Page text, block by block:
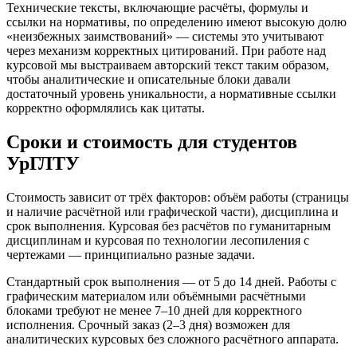
Технические тексты, включающие расчёты, формулы и
ссылки на нормативы, по определению имеют высокую долю
«неизбежных заимствований» — системы это учитывают
через механизм корректных цитирований. При работе над
курсовой мы выстраиваем авторский текст таким образом,
чтобы аналитические и описательные блоки давали
достаточный уровень уникальности, а нормативные ссылки
корректно оформлялись как цитаты.
Сроки и стоимость для студентов
УрГЛТУ
Стоимость зависит от трёх факторов: объём работы (страницы
и наличие расчётной или графической части), дисциплина и
срок выполнения. Курсовая без расчётов по гуманитарным
дисциплинам и курсовая по технологии лесопиления с
чертежами — принципиально разные задачи.
Стандартный срок выполнения — от 5 до 14 дней. Работы с
графическим материалом или объёмными расчётными
блоками требуют не менее 7–10 дней для корректного
исполнения. Срочный заказ (2–3 дня) возможен для
аналитических курсовых без сложного расчётного аппарата.